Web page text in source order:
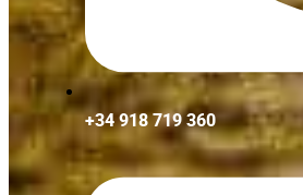
+34 918 719 360